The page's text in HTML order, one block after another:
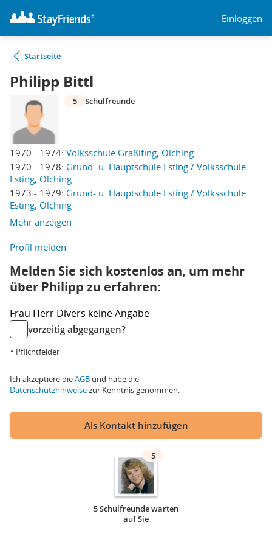
Einloggen
Startseite
Philipp Bittl
1970 - 1974: Volksschule Graßlfing, Olching
1970 - 1978: Grund- u. Hauptschule Esting / Volksschule
Esting, Olching
1973 - 1979: Grund- u. Hauptschule Esting / Volksschule
Esting, Olching
Mehr anzeigen
5 Schulfreunde
Profil melden
Melden Sie sich kostenlos an, um mehr
über Philipp zu erfahren:
Frau Herr Divers keine Angabe
vorzeitig abgegangen?
* Pflichtfelder
Ich akzeptiere dieAGB und habe die
Datenschutzhinweisezur Kenntnis genommen.
Als Kontakt hinzufügen
5
5 Schulfreunde warten
auf Sie